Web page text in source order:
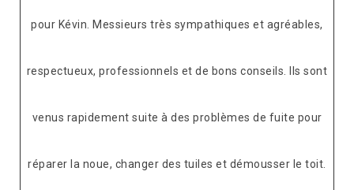
pour Kévin. Messieurs très sympathiques et agréables,
respectueux, professionnels et de bons conseils. Ils sont
venus rapidement suite à des problèmes de fuite pour
réparer la noue, changer des tuiles et démousser le toit.